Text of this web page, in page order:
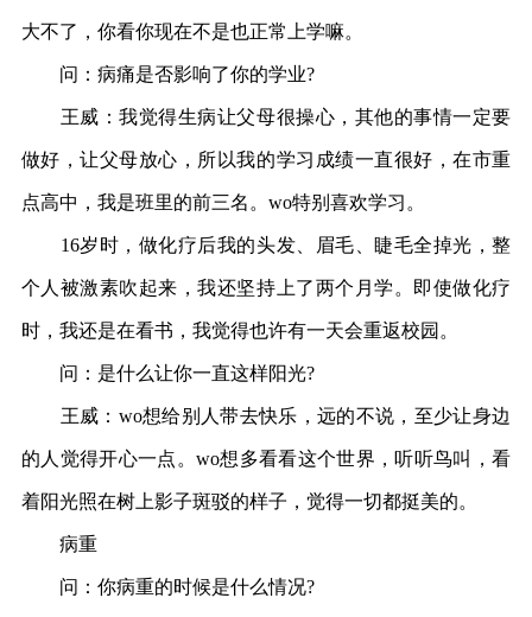
大不了，你看你现在不是也正常上学嘛。
问：病痛是否影响了你的学业?
王威：我觉得生病让父母很操心，其他的事情一定要
做好，让父母放心，所以我的学习成绩一直很好，在市重
点高中，我是班里的前三名。wo特别喜欢学习。
16岁时，做化疗后我的头发、眉毛、睫毛全掉光，整
个人被激素吹起来，我还坚持上了两个月学。即使做化疗
时，我还是在看书，我觉得也许有一天会重返校园。
问：是什么让你一直这样阳光?
王威：wo想给别人带去快乐，远的不说，至少让身边
的人觉得开心一点。wo想多看看这个世界，听听鸟叫，看
着阳光照在树上影子斑驳的样子，觉得一切都挺美的。
病重
问：你病重的时候是什么情况?